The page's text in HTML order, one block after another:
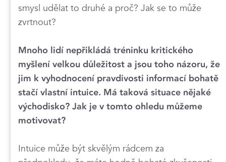
smysl udělat to druhé a proč? Jak se to může
zvrtnout?
Mnoho lidí nepřikládá tréninku kritického
myšlení velkou důležitost a jsou toho názoru, že
jim k vyhodnocení pravdivosti informací bohatě
stačí vlastní intuice. Má taková situace nějaké
východisko? Jak je v tomto ohledu můžeme
motivovat?
Intuice může být skvělým rádcem za